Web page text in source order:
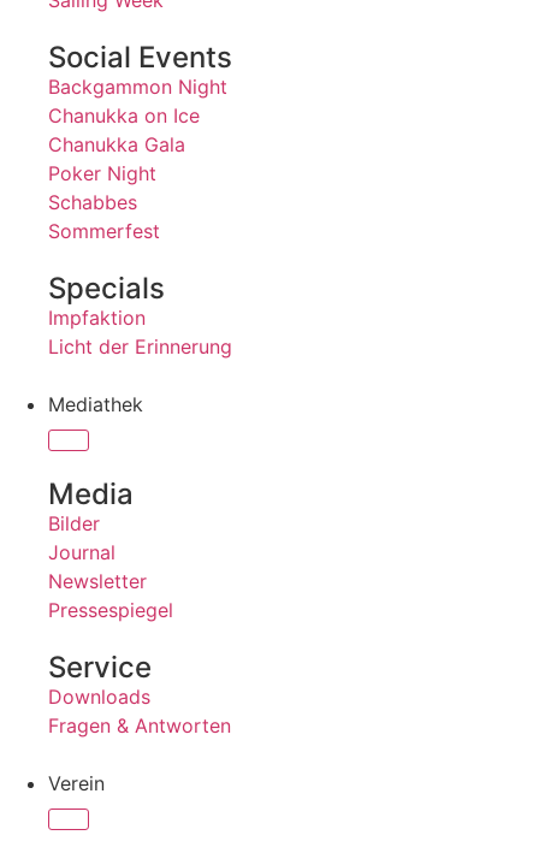
Social Events
Backgammon Night
Chanukka on Ice
Chanukka Gala
Poker Night
Schabbes
Sommerfest
Specials
Impfaktion
Licht der Erinnerung
Mediathek
Media
Bilder
Journal
Newsletter
Pressespiegel
Service
Downloads
Fragen & Antworten
Verein